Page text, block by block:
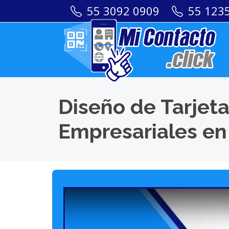
55 3092 0909 55
Diseño de
Empresariales